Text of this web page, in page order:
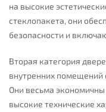
на высокие
стеклопакета, они
безопасности и
Вторая категория
внутренних помещений
Они весьма экономичны
высокие технические